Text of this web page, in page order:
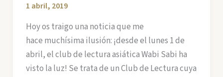
1 abril, 2019
Hoy os traigo una noticia que me
hace muchísima ilusión: ¡desde el lunes 1 de
abril, el club de lectura asiática Wabi Sabi ha
visto la luz! Se trata de un Club de Lectura cuya